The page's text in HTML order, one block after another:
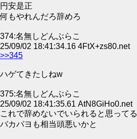
円安是正
何もやれんだろ辞めろ
374:名無しどんぶらこ
25/09/02 18:41:34.16 4FtX+zs80.net
>>345
ハゲてきたしねw
375:名無しどんぶらこ
25/09/02 18:41:35.61 AtN8GiHo0.net
これで辞めないでいられると思ってる
バカパヨも相当頭悪いかと